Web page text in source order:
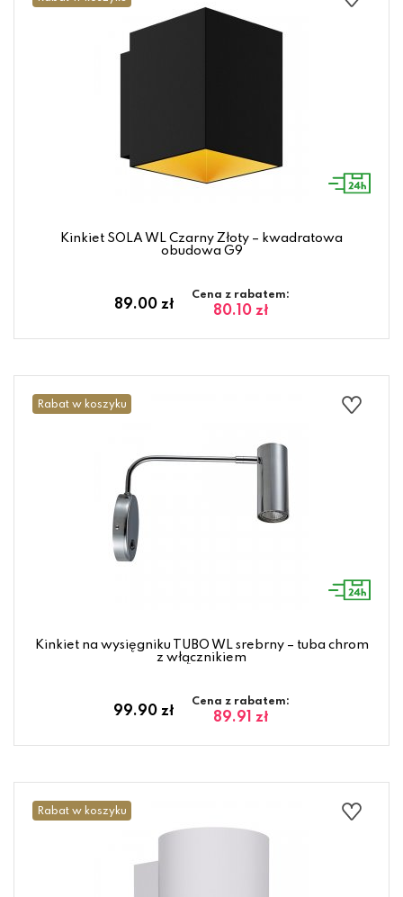
Kinkiet SOLA WL Czarny Złoty – kwadratowa
obudowa G9
89.00 zł
Cena z rabatem:
80.10 zł
Rabat w koszyku
Kinkiet na wysięgniku TUBO WL srebrny – tuba chrom
z włącznikiem
99.90 zł
Cena z rabatem:
89.91 zł
Rabat w koszyku